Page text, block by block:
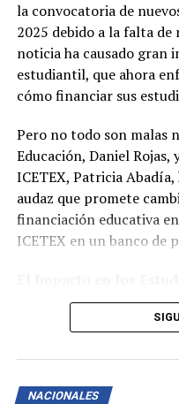
vanguardia.
¡Bendiciones para
cumpliéndose!.
TEMAS RELACIONADOS:
HASTA LA PRÓXIMA
Reforma a la Salud en
Trascendental
NO TE PIERDAS
la convocatoria de
2025 debido a la falta de
noticia ha causado gran
estudiantil, que ahora
cómo financiar sus
Pero no todo son malas
Educación, Daniel
ICETEX, Patricia
audaz que promete
financiación educativa
ICETEX en un banco de
créditos ha dejado a
por su futuro
explorando alternativas
negativo.
NACIONALES